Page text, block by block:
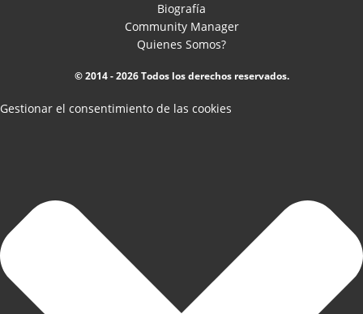
Biografía
Community Manager
Quienes Somos?
© 2014 - 2026 Todos los derechos reservados.
Gestionar el consentimiento de las cookies